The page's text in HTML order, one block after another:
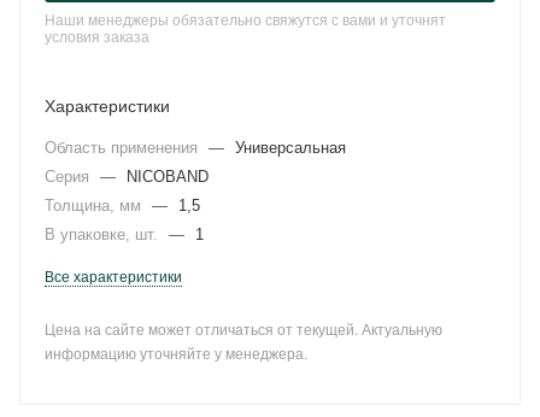
Наши менеджеры обязательно свяжутся с вами и уточнят
условия заказа
Характеристики
Область применения — Универсальная
Серия
—
NICOBAND
Толщина, мм
—
1,5
В упаковке, шт.
— 1
Все характеристики
Цена на сайте может отличаться от текущей. Актуальную
информацию уточняйте у менеджера.